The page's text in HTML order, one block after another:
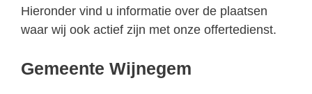
Hieronder vind u informatie over de plaatsen
waar wij ook actief zijn met onze offertedienst.
Gemeente Wijnegem